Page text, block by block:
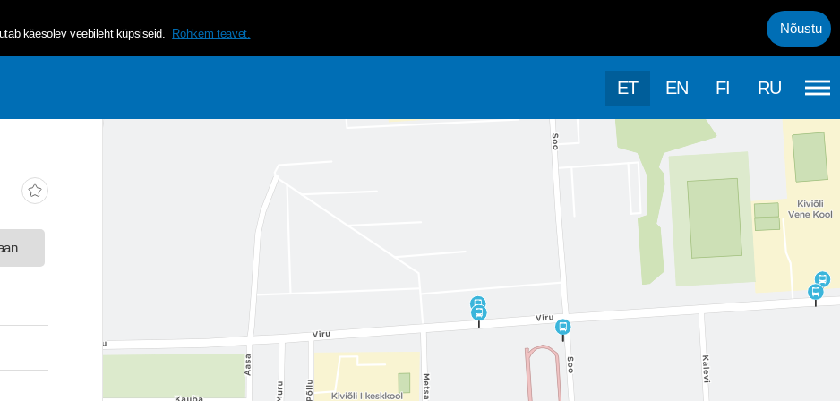
helvetica, arial, sans-serif;">Tagamaks lehe mugavama ja isikup&auml;rasema kasutamise, kasutab k&auml;esolev veebileht
käesolev veebileht küpsiseid. Rohkem teavet. Nõustu
ET EN FI RU